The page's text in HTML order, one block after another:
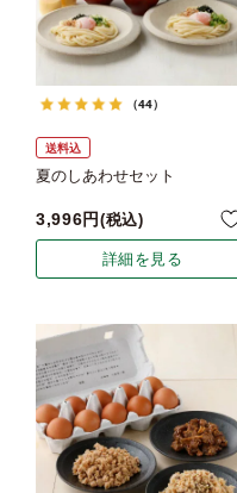
（44）
送料込
夏のしあわせセット
3,996 税込
詳細を見る